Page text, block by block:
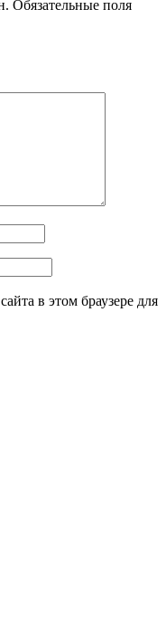
Обязательные поля
в этом браузере для